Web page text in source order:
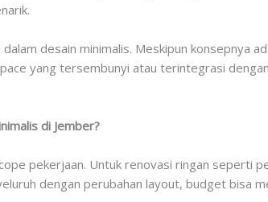
desain minimalis. Meskipun konsepnya
yang tersembunyi atau terintegrasi
di Jember?
pekerjaan. Untuk renovasi ringan seperti
dengan perubahan layout, budget bisa